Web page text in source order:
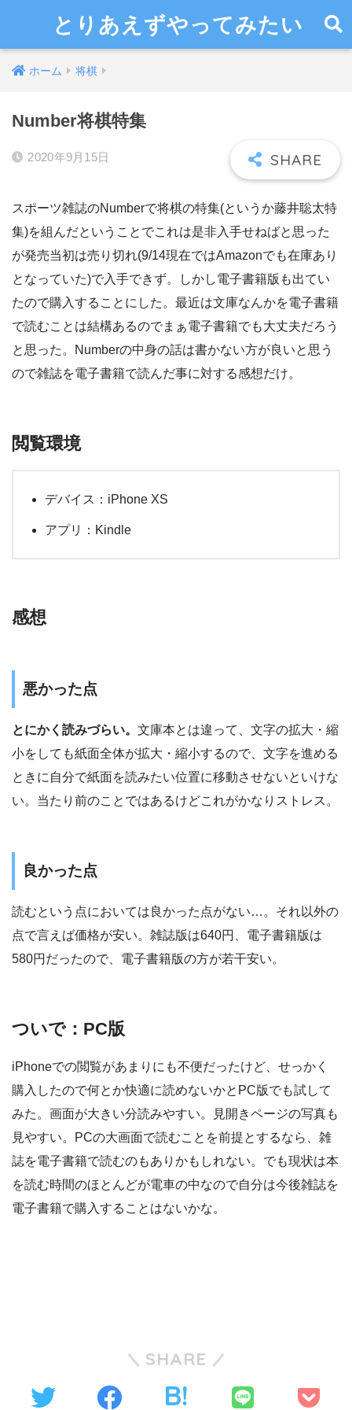
とりあえずやってみたい
ホーム 将棋
Number将棋特集
2020年9月15日
スポーツ雑誌のNumberで将棋の特集(というか藤井聡太特
集)を組んだということでこれは是非入手せねばと思った
が発売当初は売り切れ(9/14現在ではAmazonでも在庫あり
となっていた)で入手できず。しかし電子書籍版も出てい
たので購入することにした。最近は文庫なんかを電子書籍
で読むことは結構あるのでまぁ電子書籍でも大丈夫だろう
と思った。Numberの中身の話は書かない方が良いと思う
ので雑誌を電子書籍で読んだ事に対する感想だけ。
閲覧環境
デバイス：iPhone XS
アプリ：Kindle
感想
悪かった点
とにかく読みづらい。 文庫本とは違って、文字の拡大・縮
小をしても紙面全体が拡大・縮小するので、文字を進める
ときに自分で紙面を読みたい位置に移動させないといけな
い。当たり前のことではあるけどこれがかなりストレス。
良かった点
読むという点においては良かった点がない…。それ以外の
点で言えば価格が安い。雑誌版は640円、電子書籍版は
580円だったので、電子書籍版の方が若干安い。
ついで：PC版
iPhoneでの閲覧があまりにも不便だったけど、せっかく
購入したので何とか快適に読めないかとPC版でも試して
みた。画面が大きい分読みやすい。見開きページの写真も
見やすい。PCの大画面で読むことを前提とするなら、雑
誌を電子書籍で読むのもありかもしれない。でも現状は本
を読む時間のほとんどが電車の中なので自分は今後雑誌を
電子書籍で購入することはないかな。
SHARE